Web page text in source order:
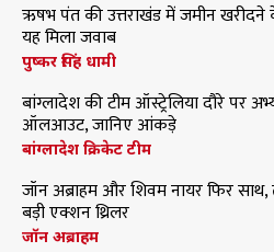
ऋषभ पंत की उत्तराखंड में जमीन खरीदने
यह मिला जवाब
पुष्कर सिंह धामी
बांग्लादेश की टीम ऑस्ट्रेलिया दौरे पर
ऑलआउट, जानिए आंकड़े
बांग्लादेश क्रिकेट टीम
जॉन अब्राहम और शिवम नायर फिर
बड़ी एक्शन थ्रिलर
जॉन अब्राहम